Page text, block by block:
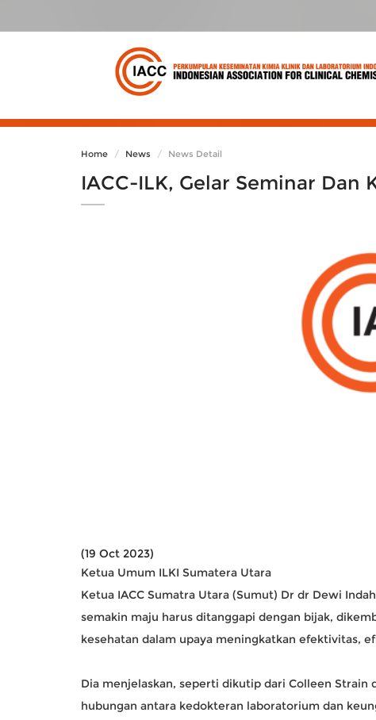
Home News News Detail
IACC-ILK, Gelar Seminar
(19 Oct 2023)
Ketua Umum ILKI Sumatera Utara
Ketua IACC Sumatra Utara (Sumut) Dr dr Dewi
semakin maju harus ditanggapi dengan bijak,
kesehatan dalam upaya meningkatkan efektivitas,
Dia menjelaskan, seperti dikutip dari Colleen Strain
hubungan antara kedokteran laboratorium dan